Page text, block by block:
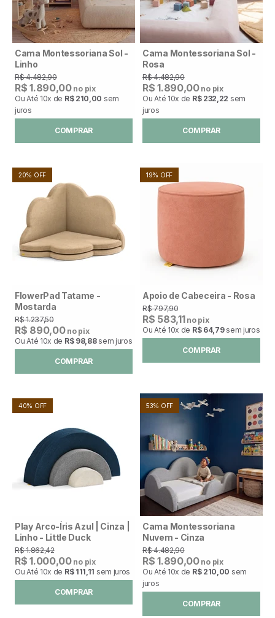
Cama Montessoriana Sol -
Linho
R$ 4.482,90
R$ 1.890,00no pix
Ou Até 10x de R$ 210,00 sem
juros
COMPRAR
Cama Montessoriana Sol -
Rosa
R$ 4.482,90
R$ 1.890,00no pix
Ou Até 10x de R$ 232,22 sem
juros
COMPRAR
20% OFF
FlowerPad Tatame -
Mostarda
R$ 1.237,50
R$ 890,00no pix
Ou Até 10x de R$ 98,88 sem juros
COMPRAR
19% OFF
Apoio de Cabeceira - Rosa
R$ 797,90
R$ 583,11 no pix
Ou Até 10x de R$ 64,79 sem juros
COMPRAR
40% OFF
Play Arco-Íris Azul | Cinza |
Linho - Little Duck
R$ 1.862,42
R$ 1.000,00no pix
Ou Até 10x de R$ 111,11 sem juros
COMPRAR
53% OFF
Cama Montessoriana
Nuvem - Cinza
R$ 4.482,90
R$ 1.890,00no pix
Ou Até 10x de R$ 210,00 sem
juros
COMPRAR